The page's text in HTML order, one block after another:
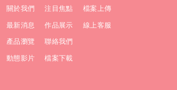
關於我們
最新消息
產品瀏覽
動態影片
注目焦點
作品展示
聯絡我們
檔案下載
檔案上傳
線上客服